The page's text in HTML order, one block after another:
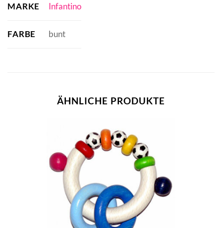
MARKE Infantino
FARBE bunt
ÄHNLICHE PRODUKTE